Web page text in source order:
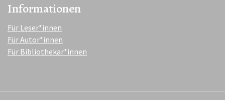
Informationen
Für Leser*innen
Für Autor*innen
Für Bibliothekar*innen